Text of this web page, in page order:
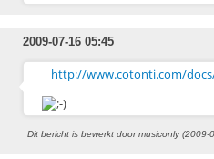
2009-07-16 05:45
http://www.cotonti.com/
Dit bericht is bewerkt door musiconly